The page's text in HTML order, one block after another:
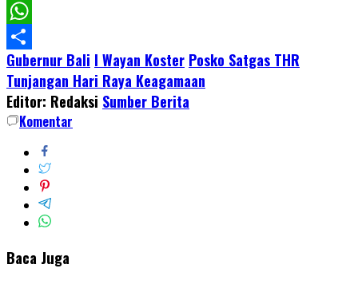
Facebook
WhatsApp
Share
Gubernur Bali I Wayan Koster Posko Satgas THR
Tunjangan Hari Raya Keagamaan
Editor: Redaksi Sumber Berita
Komentar
Baca Juga